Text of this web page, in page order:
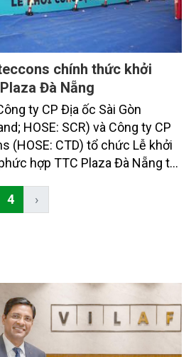
chính thức khởi
Đà Nẵng
ty CP Địa ốc Sài Gòn
HOSE: SCR) và Công ty CP
(HOSE: CTD) tổ chức Lễ khởi
hợp TTC Plaza Đà Nẵng tại
4 ›